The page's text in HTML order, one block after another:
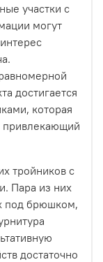
участки с
могут
достигается
которая
привлекающий
тройников с
Пара из них
под брюшком,
достаточно